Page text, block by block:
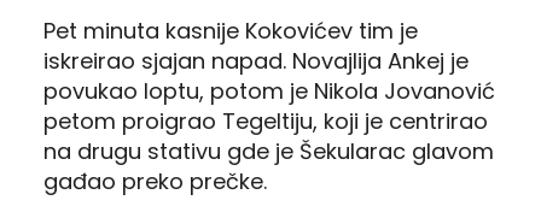
Pet minuta kasnije Kokovićev tim je
iskreirao sjajan napad. Novajlija Ankej je
povukao loptu, potom je Nikola Jovanović
petom proigrao Tegeltiju, koji je centrirao
na drugu stativu gde je Šekularac glavom
gađao preko prečke.